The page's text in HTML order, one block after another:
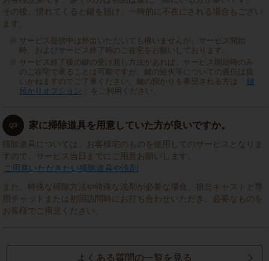
その後、慣れてくると鍵を預け、一時的に不在にされる場合もござい
ます。
サービス提供中は外出いただいても構いませんが、サービス開始
時、およびサービス終了時のご在宅をお願いしております。
サービス終了後の鍵の受け渡し方法があれば、サービス開始時のみ
のご在宅で承ることは可能ですが、鍵の紛失等についての責任は負
いかねますのでご了承ください。鍵の預かりを希望される方は「
鍵
預かりオプション
」をご利用ください。
Q3 家に掃除道具を用意していた方が良いですか。
掃除道具については、お客様宅のものを使用してのサービスとなりま
すので、サービス当日までにご用意お願いします。
ご用意いただきたい掃除道具や洗剤
また、特殊な掃除方法や特殊な洗剤が必要な場合、担当キャストと専
用チャットまたは初回訪問時にお打ち合わせいただき、必要なものを
お客様でご用意ください。
よくある質問の一覧を見る